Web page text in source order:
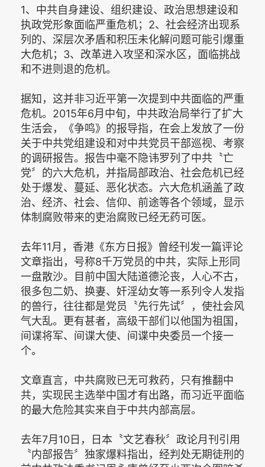
1、中共自身建设、组织建设、政治思想建设和
执政党形象面临严重危机；2、社会经济出现系
列的、深层次矛盾和积压未化解问题可能引爆重
大危机；3、改革进入攻坚和深水区，面临挑战
和不进则退的危机。
据知，这并非习近平第一次提到中共面临的严重
危机。2015年6月中旬，中共政治局举行了扩大
生活会，《争鸣》的报导指，在会上发放了一份
关于中共党组建设和对中共党员干部巡视、考察
的调研报告。报告中毫不隐讳罗列了中共〝亡
党〞的六大危机，并指局部政治、社会危机已经
处于爆发、蔓延、恶化状态。六大危机涵盖了政
治、经济、社会、信仰、前途等各个领域，显示
体制腐败带来的吏治腐败已经无药可医。
去年11月，香港《东方日报》曾经刊发一篇评论
文章指出，号称8千万党员的中共，实际上形同
一盘散沙。目前中国大陆道德沦丧，人心不古，
很多包二奶、换妻、奸淫幼女等一系列令人发指
的兽行，往往都是党员〝先行先试〞，使社会风
气大乱。更有甚者，高级干部们以他国为祖国，
间谍将军、间谍大使、间谍中央委员一个接一
个。
文章直言，中共腐败已无可救药，只有推翻中
共，实现民主选举中国才有出路，而习近平面临
的最大危险其实来自于中共内部高层。
去年7月10日，日本〝文艺春秋〞政论月刊引用
〝内部报告〞独家爆料指出，经判处无期徒刑的